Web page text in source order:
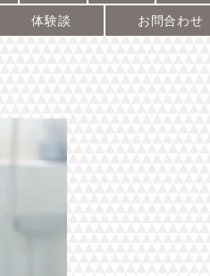
体験談
お問合わせ